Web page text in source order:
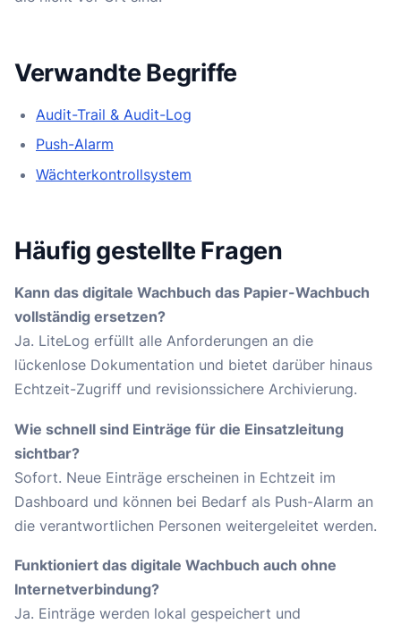
Verwandte Begriffe
Audit-Trail & Audit-Log
Push-Alarm
Wächterkontrollsystem
Häufig gestellte Fragen
Kann das digitale Wachbuch das Papier-Wachbuch
vollständig ersetzen?
Ja. LiteLog erfüllt alle Anforderungen an die
lückenlose Dokumentation und bietet darüber hinaus
Echtzeit-Zugriff und revisionssichere Archivierung.
Wie schnell sind Einträge für die Einsatzleitung
sichtbar?
Sofort. Neue Einträge erscheinen in Echtzeit im
Dashboard und können bei Bedarf als Push-Alarm an
die verantwortlichen Personen weitergeleitet werden.
Funktioniert das digitale Wachbuch auch ohne
Internetverbindung?
Ja. Einträge werden lokal gespeichert und